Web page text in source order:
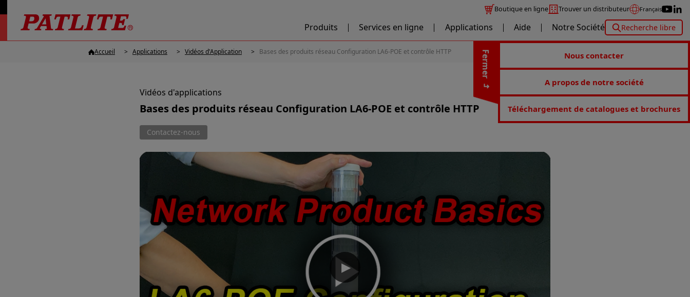
Boutique en ligne Trouver un distributeur Français
Produits Services en ligne Applications Aide Notre Société Recherche libre
Fermer Nous contacter
A propos de notre société
Téléchargement de catalogues et brochures
Accueil Applications Vidéos d'Application Bases des produits réseau Configuration LA6-POE et contrôle HTTP
Vidéos d'applications
Bases des produits réseau Configuration LA6-POE et contrôle HTTP
Contactez-nous
▶